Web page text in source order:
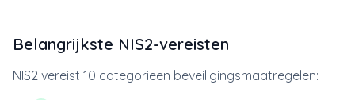
Belangrijkste NIS2-vereisten
NIS2 vereist 10 categorieën beveiligingsmaatregelen: